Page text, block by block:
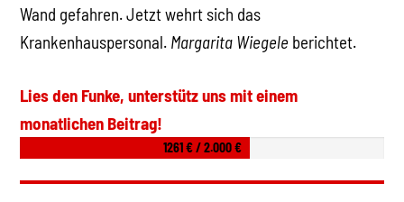
Wand gefahren. Jetzt wehrt sich das
Krankenhauspersonal. Margarita Wiegele berichtet.
Lies den Funke, unterstütz uns mit einem
monatlichen Beitrag!
1261 € / 2.000 €